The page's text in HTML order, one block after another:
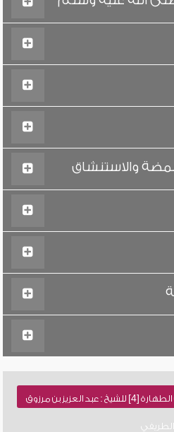
والاستنشاق
نسخة نصية للطباعة , كتاب الطهارة [4] للشيخ : عبد العزيز بن مرزوق
الطريفي